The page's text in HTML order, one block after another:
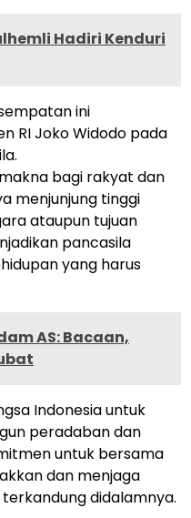
Hadiri Kenduri
ini
RI Joko Widodo pada
bagi rakyat dan
menjunjung tinggi
ataupun tujuan
pancasila
yang harus
AS: Bacaan,
Indonesia untuk
peradaban dan
untuk bersama
dan menjaga
didalamnya.